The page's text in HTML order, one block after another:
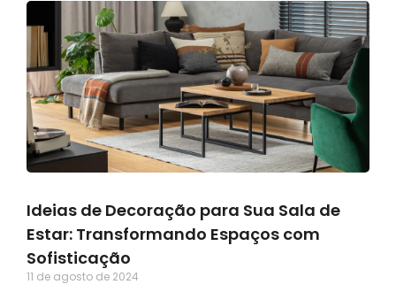
Ideias de Decoração para Sua Sala de
Estar: Transformando Espaços com
Sofisticação
11 de agosto de 2024